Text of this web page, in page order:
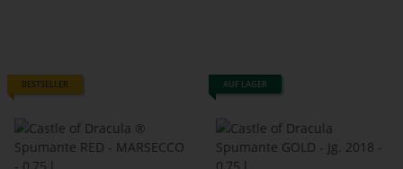
BESTSELLER AUF LAGER